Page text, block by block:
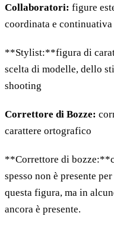
Collaboratori: figure
coordinata e
**Stylist:**figura di
scelta di modelle, dello
shooting
Correttore di Bozze:
carattere ortografico
**Correttore di
spesso non è presente
questa figura, ma in
ancora è presente.